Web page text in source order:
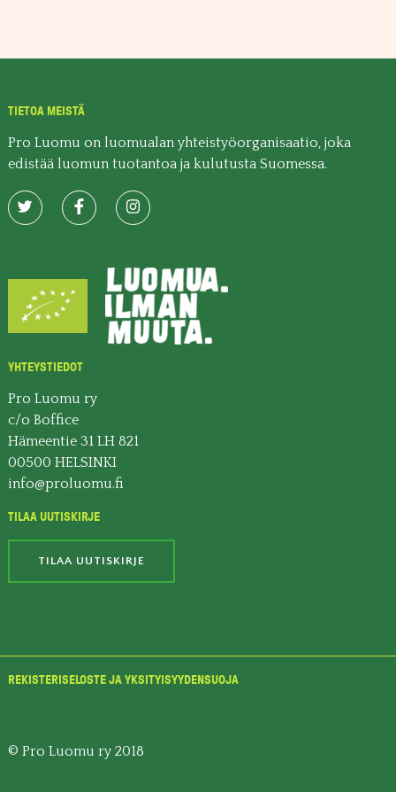
TIETOA MEISTÄ
Pro Luomu on luomualan yhteistyöorganisaatio, joka
edistää luomun tuotantoa ja kulutusta Suomessa.
YHTEYSTIEDOT
Pro Luomu ry
c/o Boffice
Hämeentie 31 LH 821
00500 HELSINKI
info@proluomu.fi
TILAA UUTISKIRJE
TILAA UUTISKIRJE
REKISTERISELOSTE JA YKSITYISYYDENSUOJA
© Pro Luomu ry 2018